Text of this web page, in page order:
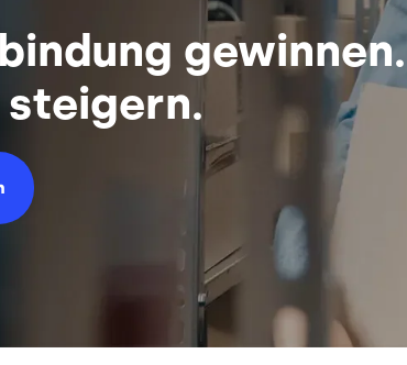
gewinnen.
steigern.